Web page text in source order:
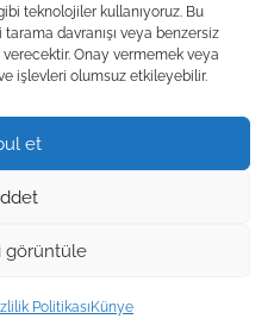
teknolojiler kullanıyoruz. Bu
davranışı veya benzersiz
Onay vermemek veya
işlevleri olumsuz etkileyebilir.
et
görüntüle
Politikası Künye
by ThemeZee.